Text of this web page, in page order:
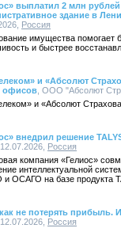
выплатил 2 млн
здание в
Россия
имущества помогает
и быстрее
и «Абсолют
офисов , ООО "Абсолют
и «Абсолют
внедрил решение
Россия
компания «Гелиос»
интеллектуальной
ОСАГО на базе продукта
не потерять прибыль.
Россия